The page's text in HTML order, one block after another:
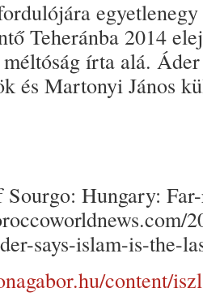
Teheránba 2014
írta alá.
és Martonyi János
Hungary:
says-islam-is-the-
content/